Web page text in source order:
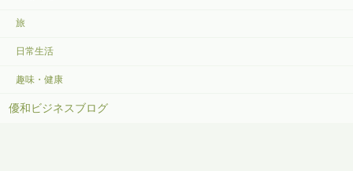
旅
日常生活
趣味・健康
優和ビジネスブログ